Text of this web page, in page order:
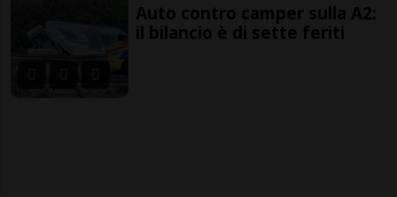
Auto contro camper sulla A2:
il bilancio è di sette feriti